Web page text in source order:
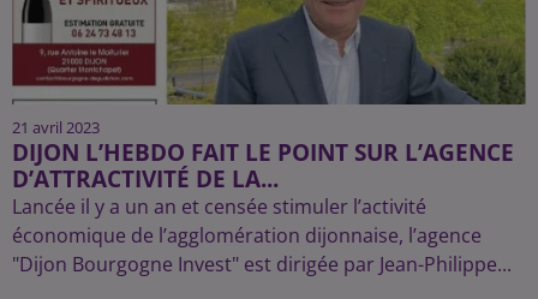
21 avril 2023
DIJON L’HEBDO FAIT LE POINT SUR L’AGENCE
D’ATTRACTIVITÉ DE LA...
Lancée il y a un an et censée stimuler l’activité
économique de l’agglomération dijonnaise, l’agence
"Dijon Bourgogne Invest" est dirigée par Jean-Philippe...